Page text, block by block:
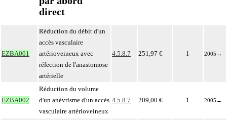
direct
EZBA001
Réduction du débit d'un
accès vasculaire
artérioveineux avec
réfection de l'anastomose
artérielle
4.5.8.7 251,97 € 1 2005 →
EZBA002
Réduction du volume
d'un anévrisme d'un accès
vasculaire artérioveineux
4.5.8.7 209,00 € 1 2005 →